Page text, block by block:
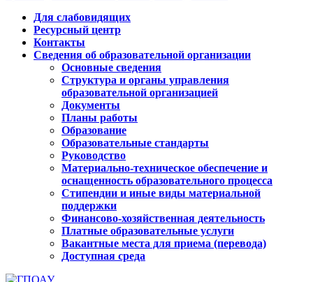
Для слабовидящих
Ресурсный центр
Контакты
Сведения об образовательной организации
Основные сведения
Структура и органы управления
образовательной организацией
Документы
Планы работы
Образование
Образовательные стандарты
Руководство
Материально-техническое обеспечение и
оснащенность образовательного процесса
Стипендии и иные виды материальной
поддержки
Финансово-хозяйственная деятельность
Платные образовательные услуги
Вакантные места для приема (перевода)
Доступная среда